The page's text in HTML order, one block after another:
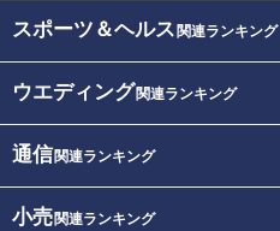
スポーツ＆ヘルス 関連ランキング
ウエディング関連ランキング
通信関連ランキング
小売関連ランキング